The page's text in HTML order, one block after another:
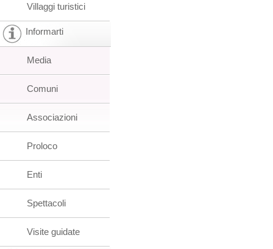
Villaggi turistici
Informarti
Media
Comuni
Associazioni
Proloco
Enti
Spettacoli
Visite guidate